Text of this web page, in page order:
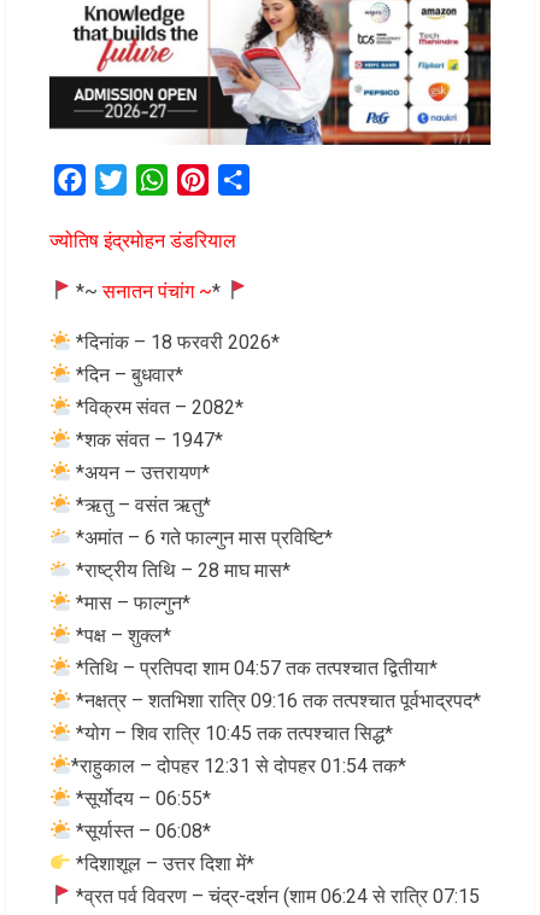
FacebookTwitterWhatsAppPinterest
ज्योतिष इंद्रमोहन डंडरियाल
*~सनातन पंचांग ~*
*दिनांक – 18 फरवरी 2026*
*दिन – बुधवार*
*विक्रम संवत – 2082*
*शक संवत – 1947*
*अयन – उत्तरायण*
*ऋतु – वसंत ऋतु*
*अमांत – 6 गते फाल्गुन मास प्रविष्टि*
*राष्ट्रीय तिथि – 28 माघ मास*
*मास – फाल्गुन*
*पक्ष – शुक्ल*
*तिथि – प्रतिपदा शाम 04:57 तक तत्पश्चात द्वितीया*
*नक्षत्र – शतभिशा रात्रि 09:16 तक तत्पश्चात पूर्वभाद्रपद*
*योग – शिव रात्रि 10:45 तक तत्पश्चात सिद्ध*
*राहुकाल – दोपहर 12:31 से दोपहर 01:54 तक*
*सूर्योदय – 06:55*
*सूर्यास्त – 06:08*
*दिशाशूल – उत्तर दिशा में*
*व्रत पर्व विवरण – चंद्र-दर्शन (शाम 06:24 से रात्रि 07:15